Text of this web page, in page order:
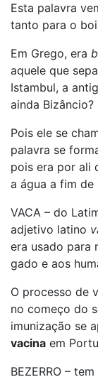
Esta palavra
tanto para o
Em Grego, era
aquele que
Istambul, a
ainda Bizâncio?
Pois ele se
palavra se
pois era por ali
a água a fim
VACA – do
adjetivo latino
era usado para
gado e aos
O processo de
no começo do
imunização se
vacina em
BEZERRO –